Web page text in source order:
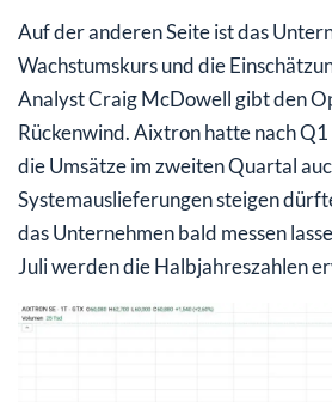
Auf der anderen Seite ist das
Wachstumskurs und die
Analyst Craig McDowell gibt den
Rückenwind. Aixtron hatte nach
die Umsätze im zweiten Quartal
Systemauslieferungen steigen
das Unternehmen bald messen
Juli werden die Halbjahreszahlen